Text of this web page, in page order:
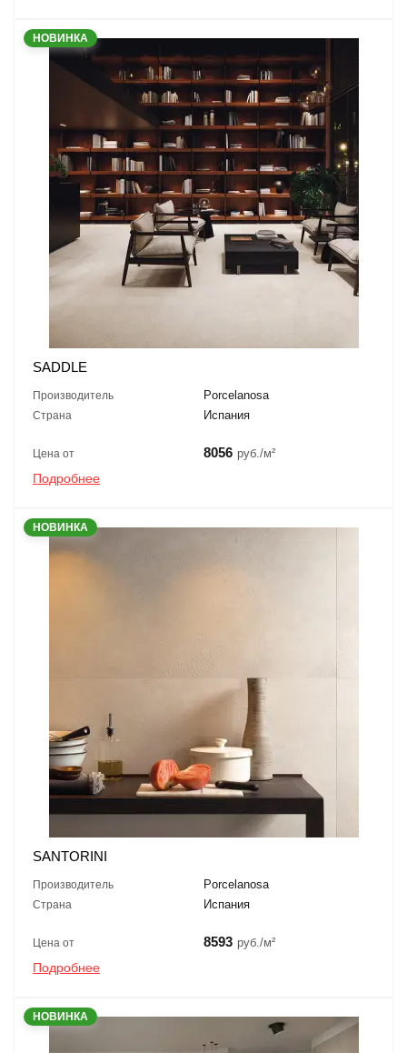
НОВИНКА
SADDLE
Производитель Porcelanosa
Страна Испания
Цена от 8056 руб./м²
Подробнее
НОВИНКА
SANTORINI
Производитель Porcelanosa
Страна Испания
Цена от 8593 руб./м²
Подробнее
НОВИНКА